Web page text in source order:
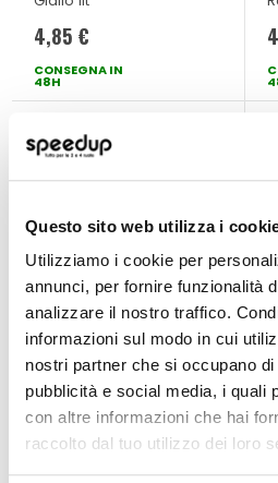
Questo sito web utilizza i
Utilizziamo i cookie per
annunci, per fornire funzionalità
analizzare il nostro traffico.
informazioni sul modo in cui
nostri partner che si occupano
pubblicità e social media, i quali
con altre informazioni che hai
raccolto dal tuo utilizzo dei loro
4,85 €
CONSEGNA IN
48H
Liquido radiatore
Rolin Alusil -
AREXONS
AREXONS
12,05 €